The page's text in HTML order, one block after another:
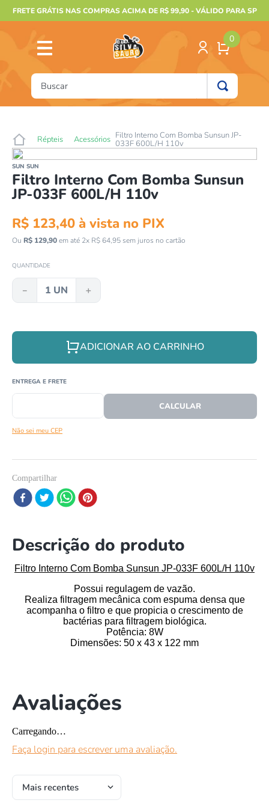
FRETE GRÁTIS NAS COMPRAS ACIMA DE R$ 99,90 - VÁLIDO PARA SP
0
Buscar
Répteis Acessórios Filtro Interno Com Bomba Sunsun JP-
033F 600L/H 110v
SUN SUN
Filtro Interno Com Bomba Sunsun
JP-033F 600L/H 110v
R$ 123,40 à vista no PIX
Ou R$ 129,90em até 2x R$ 64,95sem juros no cartão
QUANTIDADE
＋
－
ADICIONAR AO CARRINHO
Não sei meu CEP
CALCULAR O FRETE
Compartilhar
Descrição do produto
Filtro Interno Com Bomba Sunsun JP-033F 600L/H 110v
Possui regulagem de vazão.
Realiza filtragem mecânica com espuma densa que
acompanha o filtro e que propicia o crescimento de
bactérias para filtragem biológica.
Potência: 8W
Dimensões: 50 x 43 x 122 mm
Avaliações
Carregando…
Faça login para escrever uma avaliação.
Mais recentes
2º
animais
4º
gaiolas bragança